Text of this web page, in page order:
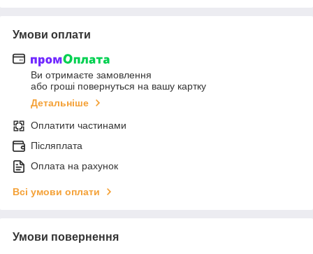
Умови оплати
Ви отримаєте замовлення
або гроші повернуться на вашу картку
Детальніше
Оплатити частинами
Післяплата
Оплата на рахунок
Всі умови оплати
Умови повернення